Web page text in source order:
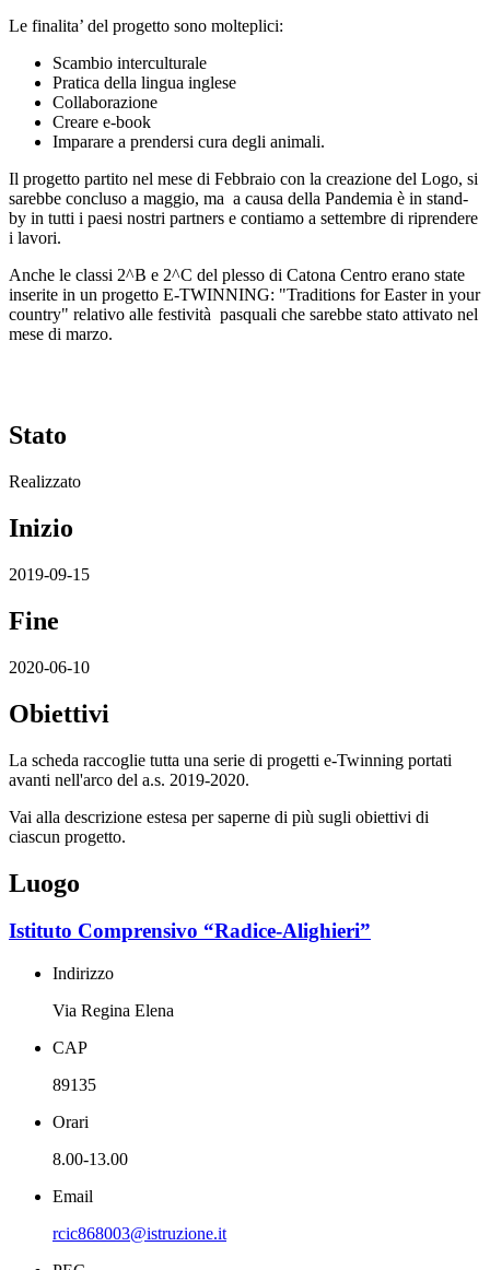
Le finalita’ del progetto sono molteplici:
Scambio interculturale
Pratica della lingua inglese
Collaborazione
Creare e-book
Imparare a prendersi cura degli animali.
Il progetto partito nel mese di Febbraio con la creazione del Logo, si
sarebbe concluso a maggio, ma a causa della Pandemia è in stand-
by in tutti i paesi nostri partners e contiamo a settembre di riprendere
i lavori.
Anche le classi 2^B e 2^C del plesso di Catona Centro erano state
inserite in un progetto E-TWINNING: "Traditions for Easter in your
country" relativo alle festività pasquali che sarebbe stato attivato nel
mese di marzo.
Stato
Realizzato
Inizio
2019-09-15
Fine
2020-06-10
Obiettivi
La scheda raccoglie tutta una serie di progetti e-Twinning portati
avanti nell'arco del a.s. 2019-2020.
Vai alla descrizione estesa per saperne di più sugli obiettivi di
ciascun progetto.
Luogo
Istituto Comprensivo “Radice-Alighieri”
Indirizzo
Via Regina Elena
CAP
89135
Orari
8.00-13.00
Email
rcic868003@istruzione.it